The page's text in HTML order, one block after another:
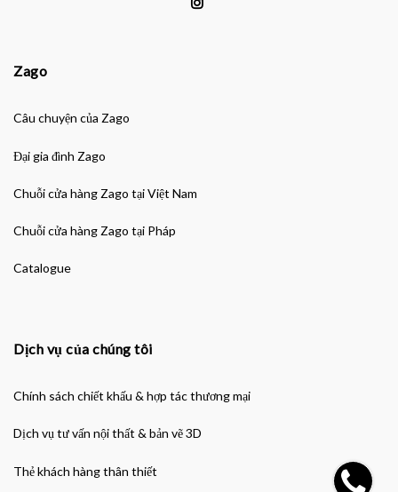
Zago
Câu chuyện của Zago
Đại gia đình Zago
Chuỗi cửa hàng Zago tại Việt Nam
Chuỗi cửa hàng Zago tại Pháp
Catalogue
Dịch vụ của chúng tôi
Chính sách chiết khấu & hợp tác thương mại
Dịch vụ tư vấn nội thất & bản vẽ 3D
Thẻ khách hàng thân thiết